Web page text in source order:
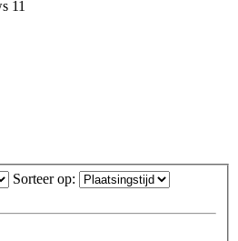
11
Sorteer op: